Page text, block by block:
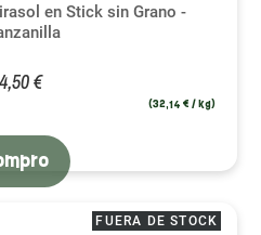
en Stick sin Grano -
4,50 €
(32,14 € / kg)
FUERA DE STOCK